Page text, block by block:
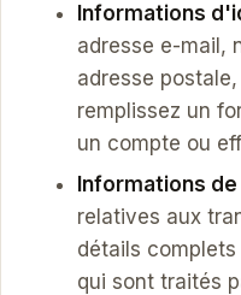
Informations
adresse e-mail,
adresse
remplissez un
un compte ou
Informations
relatives aux
détails
qui sont traités